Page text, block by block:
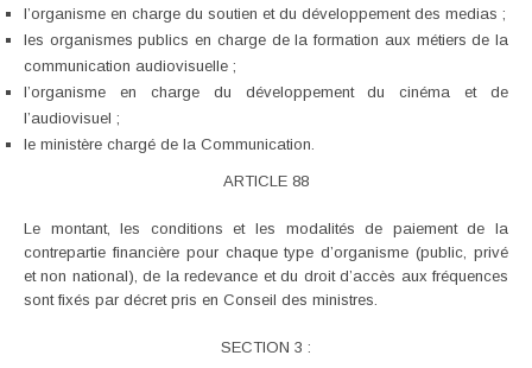
l’organisme en charge du soutien et du développement des medias ;
les organismes publics en charge de la formation aux métiers de la
communication audiovisuelle ;
l’organisme en charge du développement du cinéma et de
l’audiovisuel ;
le ministère chargé de la Communication.
ARTICLE 88
Le montant, les conditions et les modalités de paiement de la
contrepartie financière pour chaque type d’organisme (public, privé
et non national), de la redevance et du droit d’accès aux fréquences
sont fixés par décret pris en Conseil des ministres.
SECTION 3 :